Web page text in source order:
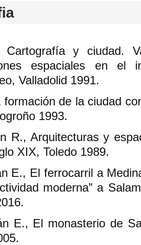
Cartografía y ciudad.
espaciales en el
Valladolid 1991.
formación de la ciudad
1993.
R., Arquitecturas y
XIX, Toledo 1989.
E., El ferrocarril a
moderna” a
E., El monasterio de